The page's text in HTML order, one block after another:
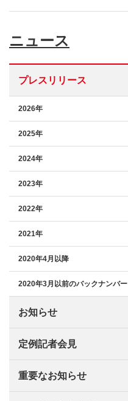
ニュース
プレスリリース
2026年
2025年
2024年
2023年
2022年
2021年
2020年4月以降
2020年3月以前のバックナンバー
お知らせ
定例記者会見
重要なお知らせ